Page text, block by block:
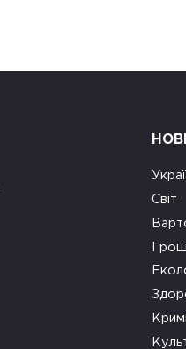
Світ